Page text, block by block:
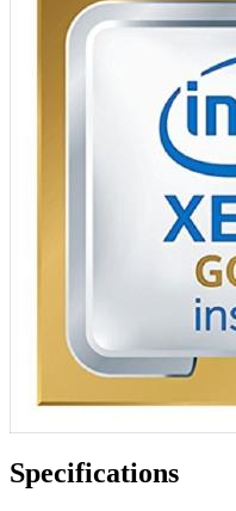
Specifications